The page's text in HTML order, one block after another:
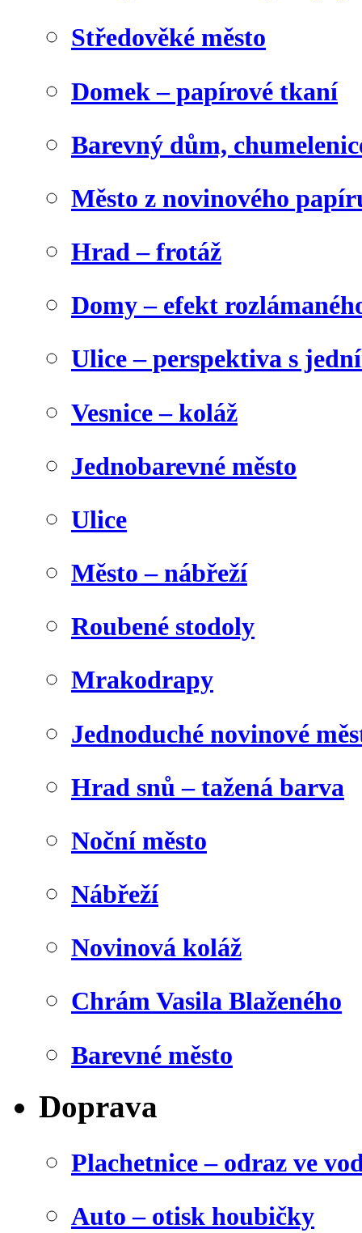
Středověké město
Domek – papírové tkaní
Barevný dům,
Město z novinového
Hrad – frotáž
Domy – efekt
Ulice – perspektiva s
Vesnice – koláž
Jednobarevné město
Ulice
Město – nábřeží
Roubené stodoly
Mrakodrapy
Jednoduché novinové
Hrad snů – tažená barva
Noční město
Nábřeží
Novinová koláž
Chrám Vasila Blaženého
Barevné město
Doprava
Plachetnice – odraz ve
Auto – otisk houbičky